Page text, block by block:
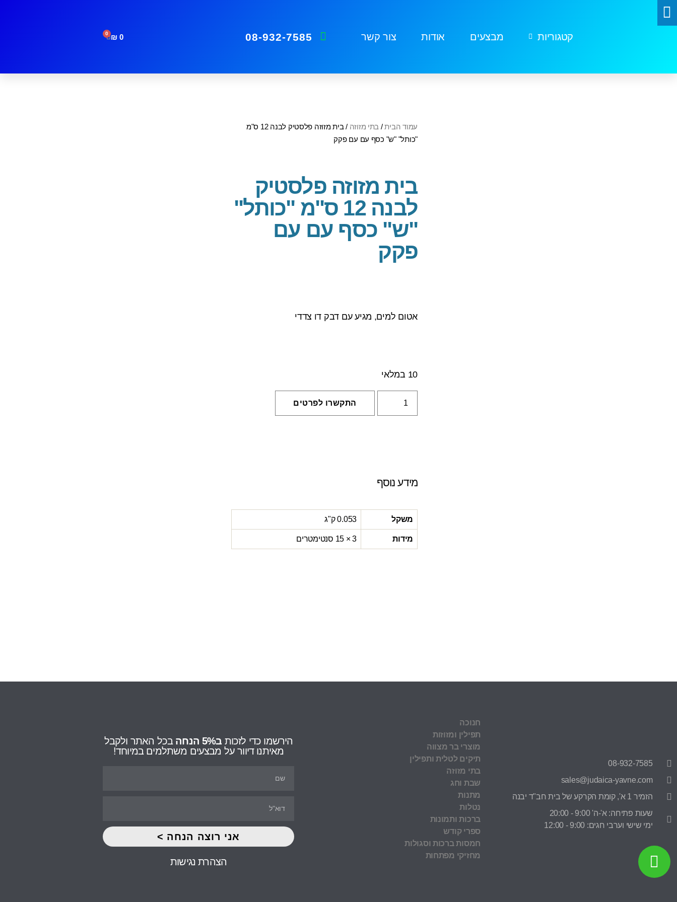
קטגוריות מבצעים אודות צור קשר 08-932-7585
0
₪
0
עמוד הבית/ בתי מזוזה
/ בית מזוזה פלסטיק לבנה 12 ס"מ
"כותל" "ש" כסף עם עם פקק
בית מזוזה פלסטיק
לבנה 12 ס"מ "כותל"
"ש" כסף עם עם
פקק
אטום למים, מגיע עם דבק דו צדדי
10 במלאי
התקשרו לפרטים
מידע נוסף
משקל 0.053 ק"ג
מידות 3 × 15 סנטימטרים
08-932-7585
sales@judaica-yavne.com
הזמיר 1 א', קומת הקרקע של בית חב"ד יבנה
שעות פתיחה: א'-ה' 9:00 - 20:00
ימי שישי וערבי חגים: 9:00 - 12:00
חנוכה
תפילין ומזוזות
מוצרי בר מצווה
תיקים לטלית ותפילין
בתי מזוזה
שבת וחג
מתנות
נטלות
ברכות ותמונות
ספרי קודש
חמסות ברכות וסגולות
מחזיקי מפתחות
הירשמו כדי לזכות ב5% הנחה
בכל האתר ולקבל
מאיתנו דיוור על מבצעים משתלמים במיוחד!
אני רוצה הנחה >
הצהרת נגישות